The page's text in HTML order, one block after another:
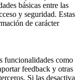
básicas entre las
y seguridad. Estas
de carácter
funcionalidades como
feedback y otras
Si las desactiva